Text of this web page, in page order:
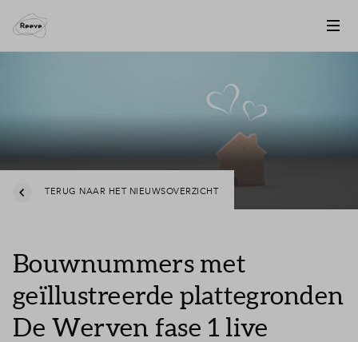
TERUG NAAR HET NIEUWSOVERZICHT
Bouwnummers met
geïllustreerde plattegronden
De Werven fase 1 live